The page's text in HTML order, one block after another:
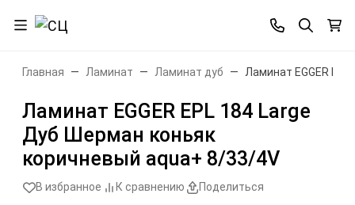
Главная Ламинат Ламинат дуб Ламинат EGGER
Ламинат EGGER EPL 184 Large
Дуб Шерман коньяк
коричневый aqua+ 8/33/4V
В избранное К сравнению Поделиться